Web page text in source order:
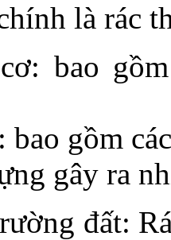
là rác
bao
bao gồm
gây ra
đất: